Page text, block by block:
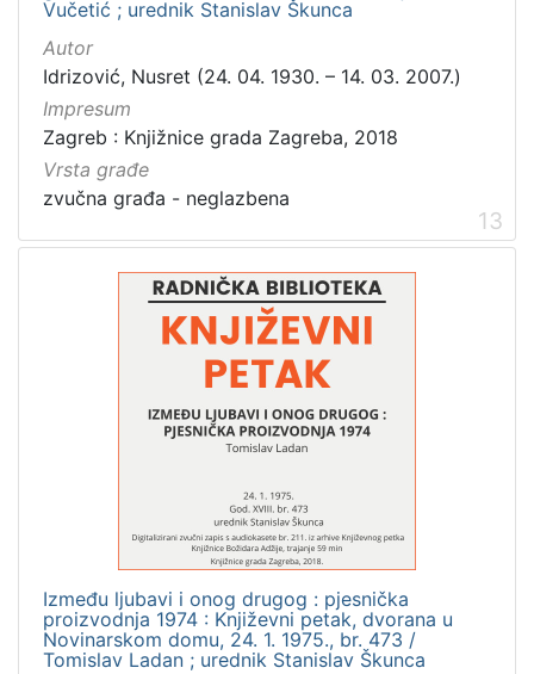
Vučetić ; urednik Stanislav Škunca
Autor
Idrizović, Nusret (24. 04. 1930. – 14. 03. 2007.)
Impresum
Zagreb : Knjižnice grada Zagreba, 2018
Vrsta građe
zvučna građa - neglazbena
13
Između ljubavi i onog drugog : pjesnička
proizvodnja 1974 : Književni petak, dvorana u
Novinarskom domu, 24. 1. 1975., br. 473 /
Tomislav Ladan ; urednik Stanislav Škunca